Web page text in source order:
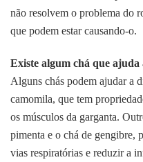
não resolvem o problema do
que podem estar causando-o.
Existe algum chá que
Alguns chás podem ajudar a
camomila, que tem
os músculos da garganta.
pimenta e o chá de gengibre,
vias respiratórias e reduzir a